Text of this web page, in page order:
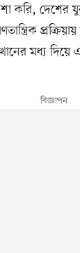
করি, দেশের
মধ্য